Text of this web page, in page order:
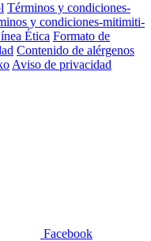
Términos y condiciones-
y condiciones-mitimiti-
Ética Formato de
Contenido de alérgenos
Aviso de privacidad
Facebook